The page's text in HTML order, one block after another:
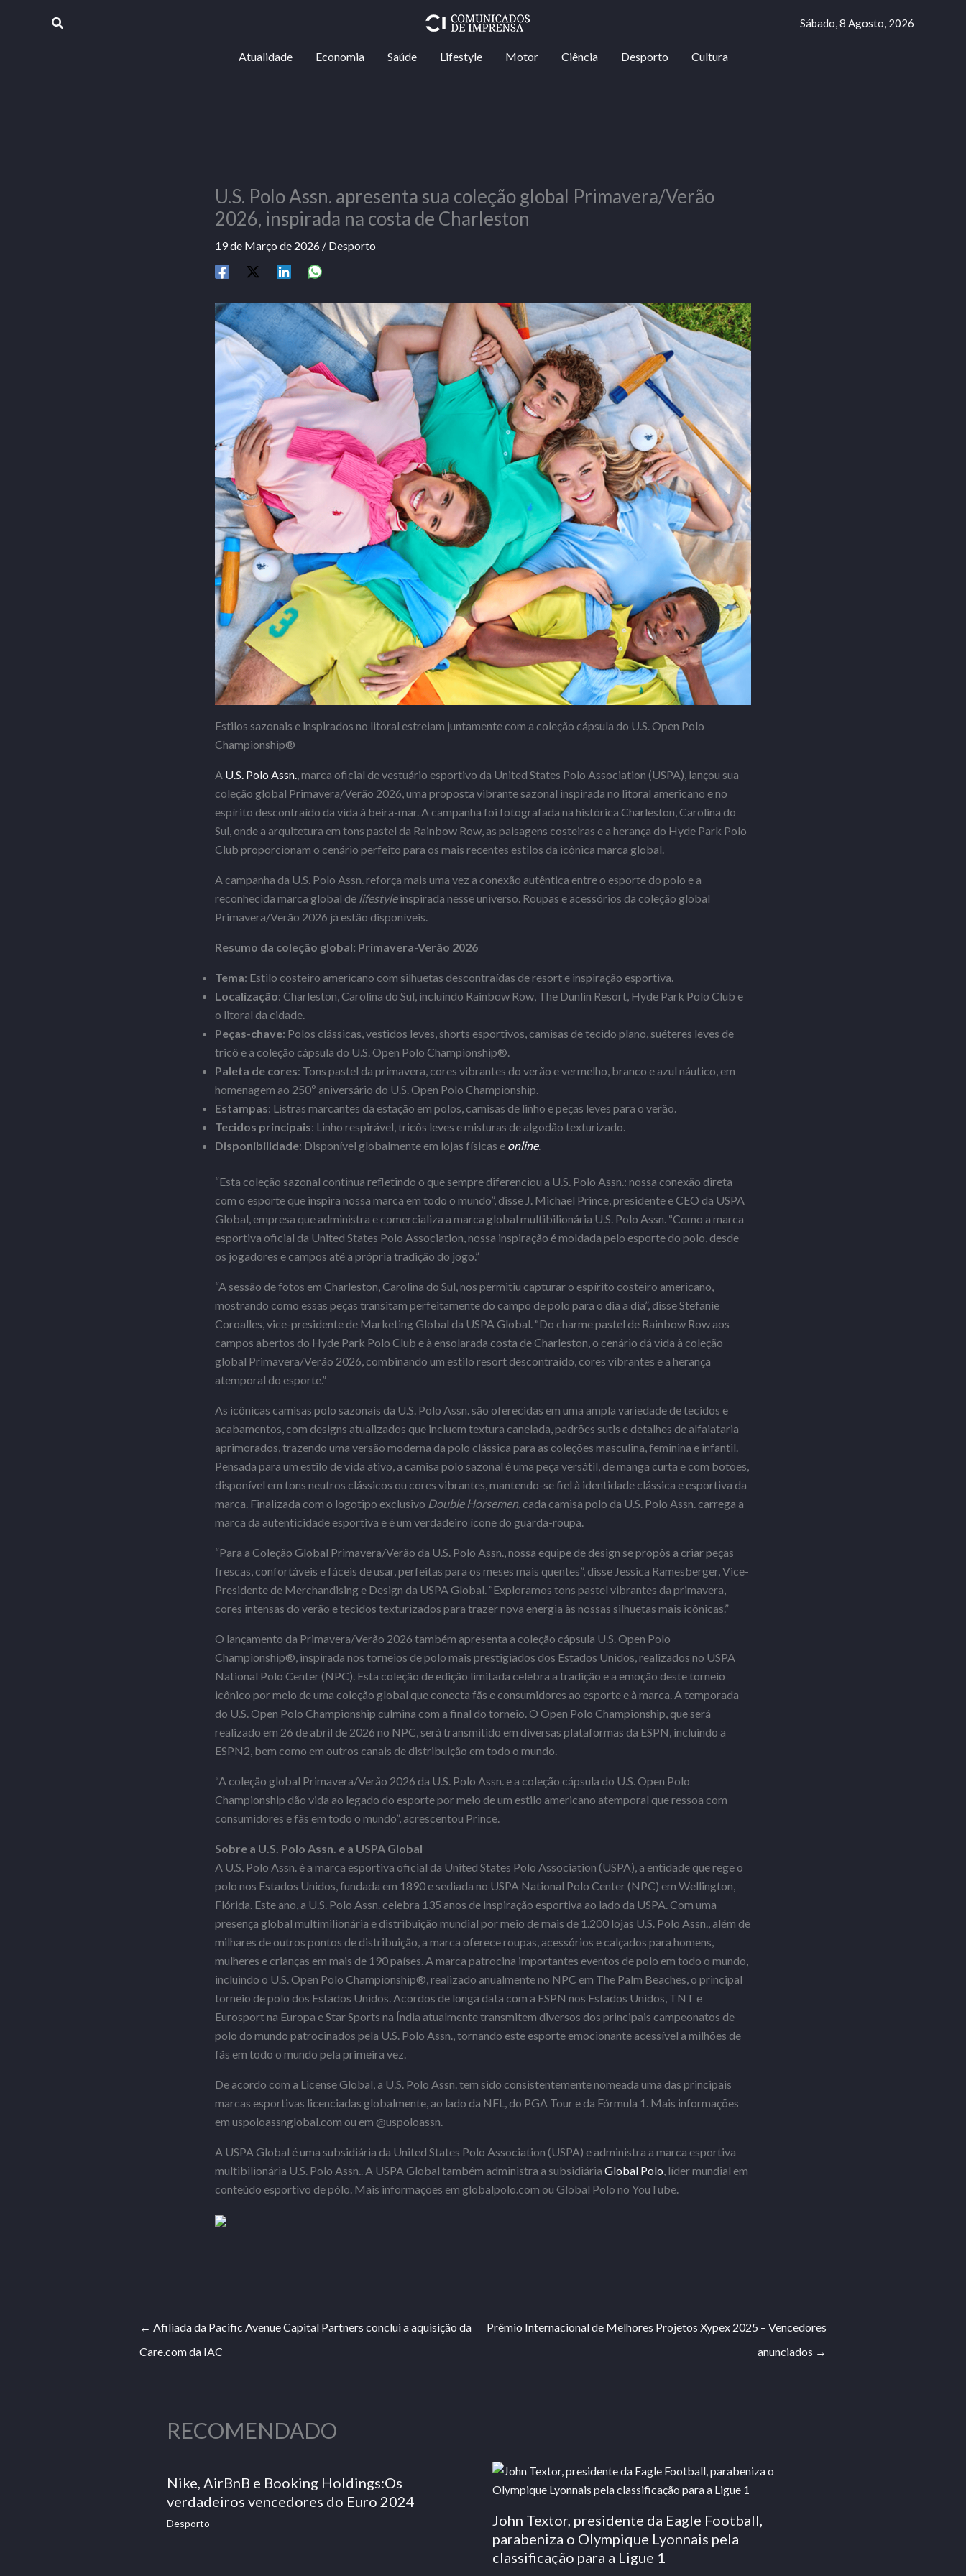
Procurar Sábado, 8 Agosto, 2026
Atualidade Economia Saúde Lifestyle Motor Ciência Desporto Cultura
U.S. Polo Assn. apresenta sua coleção global Primavera/Verão
2026, inspirada na costa de Charleston
19 de Março de 2026 / Desporto
Estilos sazonais e inspirados no litoral estreiam juntamente com a coleção cápsula do U.S. Open Polo
Championship®
A U.S. Polo Assn., marca oficial de vestuário esportivo da United States Polo Association (USPA), lançou sua
coleção global Primavera/Verão 2026, uma proposta vibrante sazonal inspirada no litoral americano e no
espírito descontraído da vida à beira-mar. A campanha foi fotografada na histórica Charleston, Carolina do
Sul, onde a arquitetura em tons pastel da Rainbow Row, as paisagens costeiras e a herança do Hyde Park Polo
Club proporcionam o cenário perfeito para os mais recentes estilos da icônica marca global.
A campanha da U.S. Polo Assn. reforça mais uma vez a conexão autêntica entre o esporte do polo e a
reconhecida marca global de lifestyleinspirada nesse universo. Roupas e acessórios da coleção global
Primavera/Verão 2026 já estão disponíveis.
Resumo da coleção global: Primavera-Verão 2026
Tema: Estilo costeiro americano com silhuetas descontraídas de resort e inspiração esportiva.
Localização: Charleston, Carolina do Sul, incluindo Rainbow Row, The Dunlin Resort, Hyde Park Polo Club e
o litoral da cidade.
Peças-chave: Polos clássicas, vestidos leves, shorts esportivos, camisas de tecido plano, suéteres leves de
tricô e a coleção cápsula do U.S. Open Polo Championship®.
Paleta de cores: Tons pastel da primavera, cores vibrantes do verão e vermelho, branco e azul náutico, em
homenagem ao 250º aniversário do U.S. Open Polo Championship.
Estampas: Listras marcantes da estação em polos, camisas de linho e peças leves para o verão.
Tecidos principais: Linho respirável, tricôs leves e misturas de algodão texturizado.
Disponibilidade: Disponível globalmente em lojas físicas e online.
“Esta coleção sazonal continua refletindo o que sempre diferenciou a U.S. Polo Assn.: nossa conexão direta
com o esporte que inspira nossa marca em todo o mundo”, disse J. Michael Prince, presidente e CEO da USPA
Global, empresa que administra e comercializa a marca global multibilionária U.S. Polo Assn. “Como a marca
esportiva oficial da United States Polo Association, nossa inspiração é moldada pelo esporte do polo, desde
os jogadores e campos até a própria tradição do jogo.”
“A sessão de fotos em Charleston, Carolina do Sul, nos permitiu capturar o espírito costeiro americano,
mostrando como essas peças transitam perfeitamente do campo de polo para o dia a dia”, disse Stefanie
Coroalles, vice-presidente de Marketing Global da USPA Global. “Do charme pastel de Rainbow Row aos
campos abertos do Hyde Park Polo Club e à ensolarada costa de Charleston, o cenário dá vida à coleção
global Primavera/Verão 2026, combinando um estilo resort descontraído, cores vibrantes e a herança
atemporal do esporte.”
As icônicas camisas polo sazonais da U.S. Polo Assn. são oferecidas em uma ampla variedade de tecidos e
acabamentos, com designs atualizados que incluem textura canelada, padrões sutis e detalhes de alfaiataria
aprimorados, trazendo uma versão moderna da polo clássica para as coleções masculina, feminina e infantil.
Pensada para um estilo de vida ativo, a camisa polo sazonal é uma peça versátil, de manga curta e com botões,
disponível em tons neutros clássicos ou cores vibrantes, mantendo-se fiel à identidade clássica e esportiva da
marca. Finalizada com o logotipo exclusivo Double Horsemen, cada camisa polo da U.S. Polo Assn. carrega a
marca da autenticidade esportiva e é um verdadeiro ícone do guarda-roupa.
“Para a Coleção Global Primavera/Verão da U.S. Polo Assn., nossa equipe de design se propôs a criar peças
frescas, confortáveis ​​e fáceis de usar, perfeitas para os meses mais quentes”, disse Jessica Ramesberger, Vice-
Presidente de Merchandising e Design da USPA Global. “Exploramos tons pastel vibrantes da primavera,
cores intensas do verão e tecidos texturizados para trazer nova energia às nossas silhuetas mais icônicas.”
O lançamento da Primavera/Verão 2026 também apresenta a coleção cápsula U.S. Open Polo
Championship®, inspirada nos torneios de polo mais prestigiados dos Estados Unidos, realizados no USPA
National Polo Center (NPC). Esta coleção de edição limitada celebra a tradição e a emoção deste torneio
icônico por meio de uma coleção global que conecta fãs e consumidores ao esporte e à marca. A temporada
do U.S. Open Polo Championship culmina com a final do torneio. O Open Polo Championship, que será
realizado em 26 de abril de 2026 no NPC, será transmitido em diversas plataformas da ESPN, incluindo a
ESPN2, bem como em outros canais de distribuição em todo o mundo.
“A coleção global Primavera/Verão 2026 da U.S. Polo Assn. e a coleção cápsula do U.S. Open Polo
Championship dão vida ao legado do esporte por meio de um estilo americano atemporal que ressoa com
consumidores e fãs em todo o mundo”, acrescentou Prince.
Sobre a U.S. Polo Assn. e a USPA Global
A U.S. Polo Assn. é a marca esportiva oficial da United States Polo Association (USPA), a entidade que rege o
polo nos Estados Unidos, fundada em 1890 e sediada no USPA National Polo Center (NPC) em Wellington,
Flórida. Este ano, a U.S. Polo Assn. celebra 135 anos de inspiração esportiva ao lado da USPA. Com uma
presença global multimilionária e distribuição mundial por meio de mais de 1.200 lojas U.S. Polo Assn., além de
milhares de outros pontos de distribuição, a marca oferece roupas, acessórios e calçados para homens,
mulheres e crianças em mais de 190 países. A marca patrocina importantes eventos de polo em todo o mundo,
incluindo o U.S. Open Polo Championship®, realizado anualmente no NPC em The Palm Beaches, o principal
torneio de polo dos Estados Unidos. Acordos de longa data com a ESPN nos Estados Unidos, TNT e
Eurosport na Europa e Star Sports na Índia atualmente transmitem diversos dos principais campeonatos de
polo do mundo patrocinados pela U.S. Polo Assn., tornando este esporte emocionante acessível a milhões de
fãs em todo o mundo pela primeira vez.
De acordo com a License Global, a U.S. Polo Assn. tem sido consistentemente nomeada uma das principais
marcas esportivas licenciadas globalmente, ao lado da NFL, do PGA Tour e da Fórmula 1. Mais informações
em uspoloassnglobal.com ou em @uspoloassn.
A USPA Global é uma subsidiária da United States Polo Association (USPA) e administra a marca esportiva
multibilionária U.S. Polo Assn.. A USPA Global também administra a subsidiária Global Polo, líder mundial em
conteúdo esportivo de pólo. Mais informações em globalpolo.com ou Global Polo no YouTube.
← Afiliada da Pacific Avenue Capital Partners conclui a aquisição da
Care.com da IAC
Prêmio Internacional de Melhores Projetos Xypex 2025 – Vencedores
anunciados →
RECOMENDADO
Nike, AirBnB e Booking Holdings:Os
verdadeiros vencedores do Euro 2024
Desporto
John Textor, presidente da Eagle Football,
parabeniza o Olympique Lyonnais pela
classificação para a Ligue 1